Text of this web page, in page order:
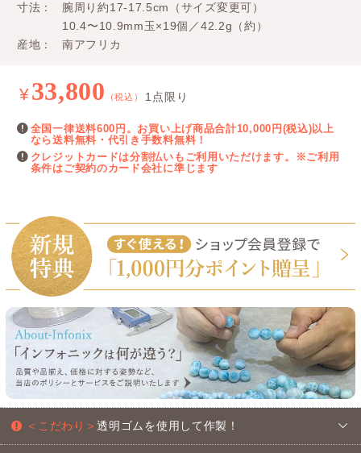
寸法
腕周り約17-17.5cm（サイズ変更可）
10.4〜10.9mm玉×19個／42.2g（約）
産地
南アフリカ
¥33,800 （税込） 1点限り
全国一律送料600円。お買い上げ商品合計10,000円(税込)以上
なら送料無料・代引き手数料無料！
クレジットカードは分割払いもご利用いただけます。※ご利用
条件はご契約のカード会社に準じます
＜こだわり＞透明ゴムを使用して作製！